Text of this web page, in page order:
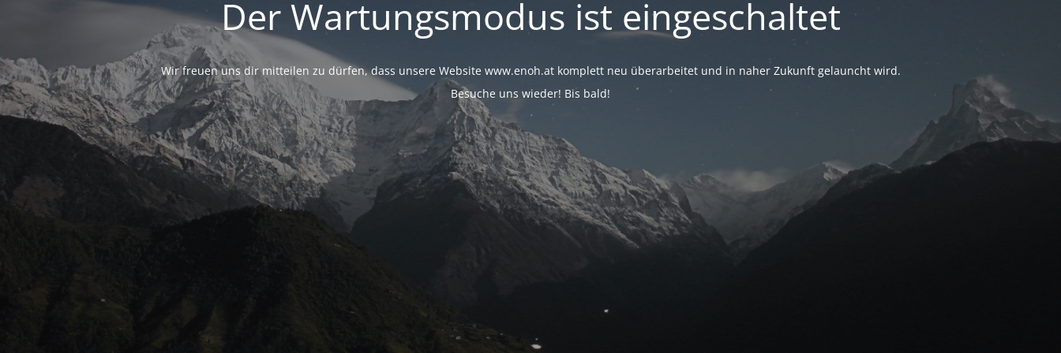
Der Wartungsmodus ist eingeschaltet
Wir freuen uns dir mitteilen zu dürfen, dass unsere Website www.enoh.at komplett neu überarbeitet und in naher Zukunft gelauncht wird.
Besuche uns wieder! Bis bald!